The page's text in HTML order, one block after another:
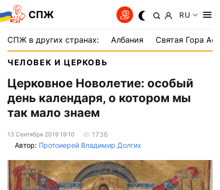
СПЖ RU
СПЖ в других странах: Албания Святая Гора
ЧЕЛОВЕК И ЦЕРКОВЬ
Церковное Новолетие: особый
день календаря, о котором мы
так мало знаем
13 Сентября 2019 19:10
1736
Автор: Протоиерей Владимир Долгих